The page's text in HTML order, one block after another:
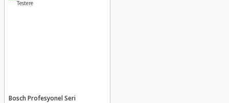
Bosch Profesyonel Seri